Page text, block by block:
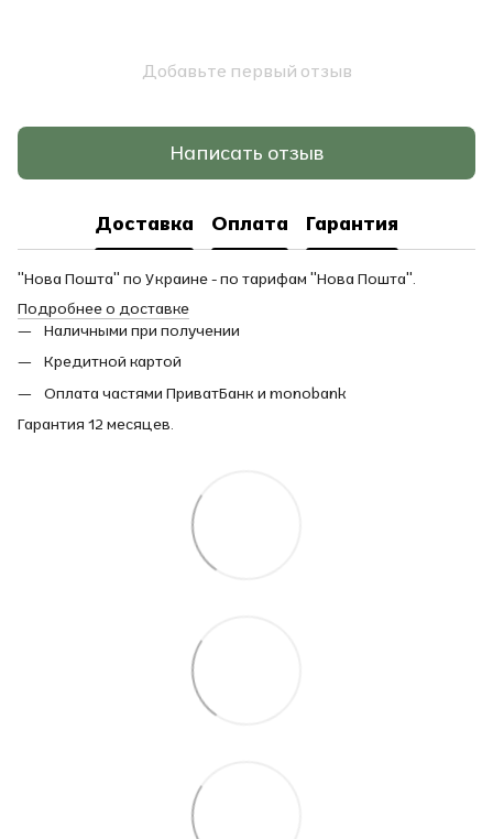
Добавьте первый отзыв
Написать отзыв
Доставка Оплата Гарантия
"Нова Пошта" по Украине - по тарифам "Нова Пошта".
Подробнее о доставке
Наличными при получении
Кредитной картой
Оплата частями ПриватБанк и monobank
Гарантия 12 месяцев.